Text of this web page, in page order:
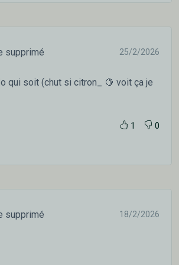
supprimé 25/2/2026
qui soit (chut si citron_ 🍋 voit ça je
1 0
supprimé 18/2/2026